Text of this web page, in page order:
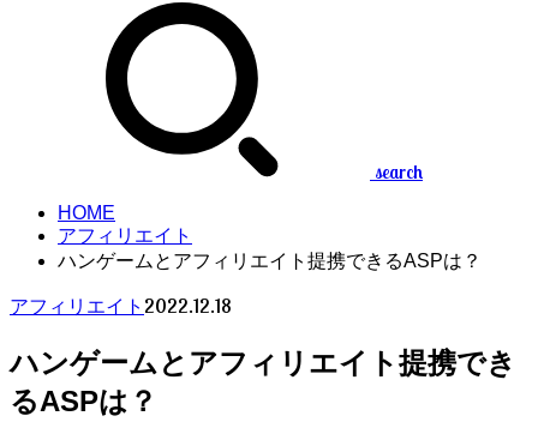
search
HOME
アフィリエイト
ハンゲームとアフィリエイト提携できるASPは？
アフィリエイト 2022.12.18
ハンゲームとアフィリエイト提携でき
るASPは？